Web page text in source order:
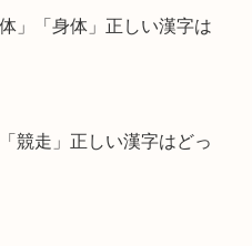
」「身体」正しい漢字は
競走」正しい漢字はどっ